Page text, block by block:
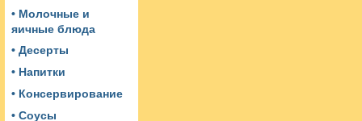
• Молочные и
яичные блюда
• Десерты
• Напитки
• Консервирование
• Соусы